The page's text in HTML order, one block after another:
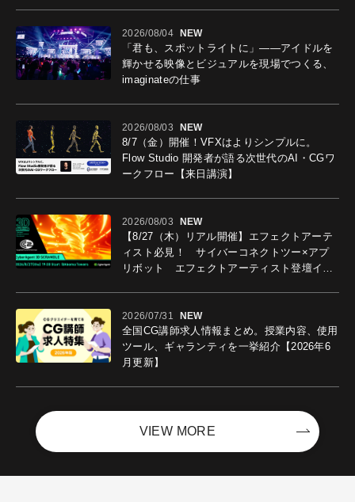
2026/08/04 NEW
「君も、スポットライトに」――アイドルを
輝かせる映像とビジュアルを現場でつくる、
imaginateの仕事
2026/08/03 NEW
8/7（金）開催！VFXはよりシンプルに。
Flow Studio 開発者が語る次世代のAI・CGワ
ークフロー【来日講演】
2026/08/03 NEW
【8/27（木）リアル開催】エフェクトアーテ
ィスト必見！ サイバーコネクトツー×アプ
リボット エフェクトアーティスト登壇イベ
2026/07/31 NEW
全国CG講師求人情報まとめ。授業内容、使用
ツール、ギャランティを一挙紹介【2026年6
月更新】
VIEW MORE